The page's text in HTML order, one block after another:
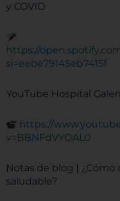
y COVID
https://
si=eebe79145eb7415f
YouTube Hospital
https://
v=BBNFdVYOAL0
Notas de blog |
saludable?